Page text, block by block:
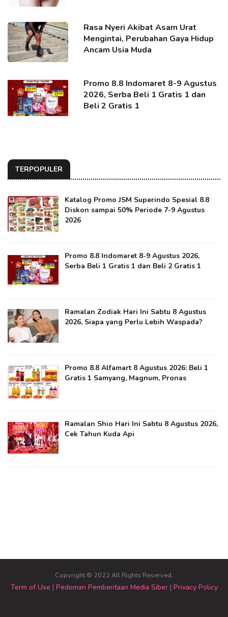
Rasa Nyeri Akibat Asam Urat
Mengintai, Perubahan Gaya Hidup
Ancam Usia Muda
Promo 8.8 Indomaret 8-9 Agustus
2026, Serba Beli 1 Gratis 1 dan
Beli 2 Gratis 1
TERPOPULER
Katalog Promo JSM Superindo Spesial 8.8
Diskon sampai 50% Periode 7-9 Agustus
2026
Promo 8.8 Indomaret 8-9 Agustus 2026,
Serba Beli 1 Gratis 1 dan Beli 2 Gratis 1
Ramalan Zodiak Hari Ini Sabtu 8 Agustus
2026, Siapa yang Perlu Lebih Waspada?
Promo 8.8 Alfamart 8 Agustus 2026: Beli 1
Gratis 1 Samyang, Magnum, Pronas
Ramalan Shio Hari Ini Sabtu 8 Agustus 2026,
Cek Tahun Kuda Api
Copyright © 2022 All Rights Reserved.
Term of Use | Pedoman Pemberitaan Media Siber| Privacy Policy